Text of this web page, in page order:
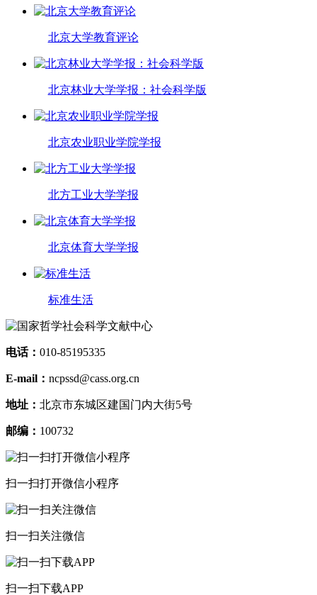
北京大学教育评论
北京林业大学学报：社会科学版
北京农业职业学院学报
北方工业大学学报
北京体育大学学报
标准生活
电话： 010-85195335
E-mail： ncpssd@cass.org.cn
地址： 北京市东城区建国门内大街5号
邮编： 100732
扫一扫打开微信小程序
扫一扫关注微信
扫一扫下载APP